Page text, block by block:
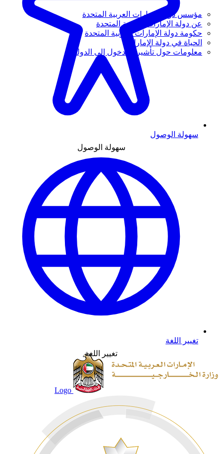
مؤسس دولة الإمارات العربية المتحدة
عن دولة الإمارات العربية المتحدة
حكومة دولة الإمارات العربية المتحدة
الحياة في دولة الإمارات
معلومات حول تأشيرة الدخول إلى الدولة
سهولة الوصول
سهولة الوصول
تغيير اللغة
تغيير اللغة
Logo